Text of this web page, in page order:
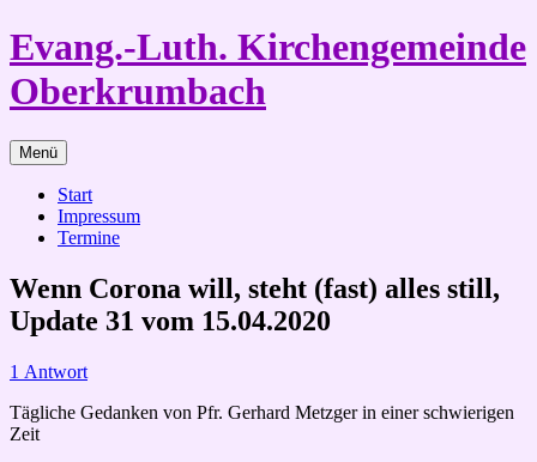
Zum
Inhalt
springen
Evang.-Luth. Kirchengemeinde
Oberkrumbach
Menü
Start
Impressum
Termine
Wenn Corona will, steht (fast) alles still,
Update 31 vom 15.04.2020
1 Antwort
Tägliche Gedanken von Pfr. Gerhard Metzger in einer schwierigen
Zeit